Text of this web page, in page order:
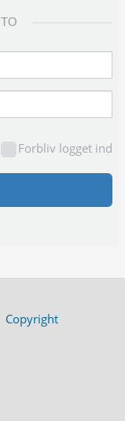
Forbliv logget ind
Copyright